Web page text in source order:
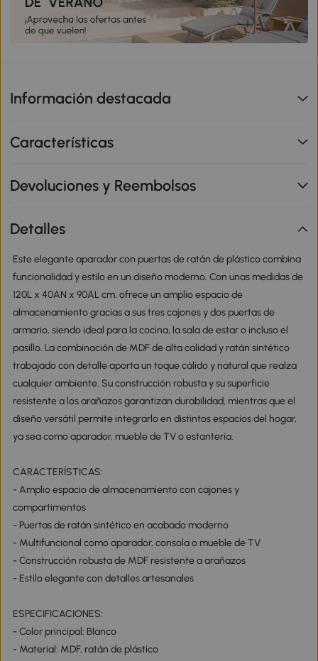
Información destacada
Características
Devoluciones y Reembolsos
Detalles
Este elegante aparador con puertas de ratán de plástico combina
funcionalidad y estilo en un diseño moderno. Con unas medidas de
120L x 40AN x 90AL cm, ofrece un amplio espacio de
almacenamiento gracias a sus tres cajones y dos puertas de
armario, siendo ideal para la cocina, la sala de estar o incluso el
pasillo. La combinación de MDF de alta calidad y ratán sintético
trabajado con detalle aporta un toque cálido y natural que realza
cualquier ambiente. Su construcción robusta y su superficie
resistente a los arañazos garantizan durabilidad, mientras que el
diseño versátil permite integrarlo en distintos espacios del hogar,
ya sea como aparador, mueble de TV o estantería.
CARACTERÍSTICAS:
- Amplio espacio de almacenamiento con cajones y
compartimentos
- Puertas de ratán sintético en acabado moderno
- Multifuncional como aparador, consola o mueble de TV
- Construcción robusta de MDF resistente a arañazos
- Estilo elegante con detalles artesanales
ESPECIFICACIONES:
- Color principal: Blanco
- Material: MDF, ratán de plástico